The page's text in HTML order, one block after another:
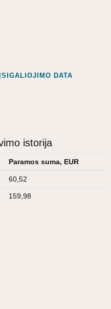
DATA
istorija
Paramos suma, EUR
60,52
159,98